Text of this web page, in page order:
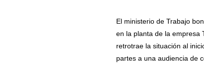
El ministerio de Trabajo
en la planta de la empresa
retrotrae la situación al
partes a una audiencia de